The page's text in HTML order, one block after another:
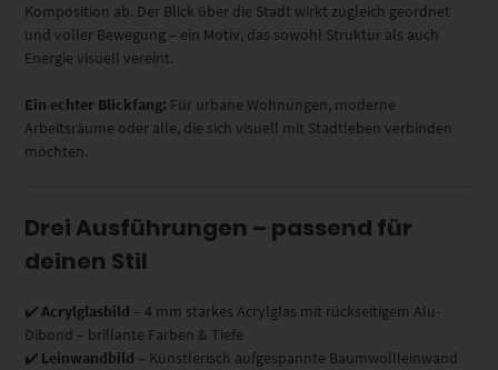
Komposition ab. Der Blick über die Stadt wirkt zugleich geordnet
und voller Bewegung – ein Motiv, das sowohl Struktur als auch
Energie visuell vereint.
Ein echter Blickfang: Für urbane Wohnungen, moderne
Arbeitsräume oder alle, die sich visuell mit Stadtleben verbinden
möchten.
Drei Ausführungen – passend für
deinen Stil
✔️Acrylglasbild – 4 mm starkes Acrylglas mit rückseitigem Alu-
Dibond – brillante Farben & Tiefe
✔️ Leinwandbild – Künstlerisch aufgespannte Baumwollleinwand